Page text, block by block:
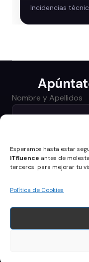
Esperamos hasta estar
ITfluence antes de
terceros para mejorar tu
Política de Cookies
Nombre y Apellidos
Acepto la política